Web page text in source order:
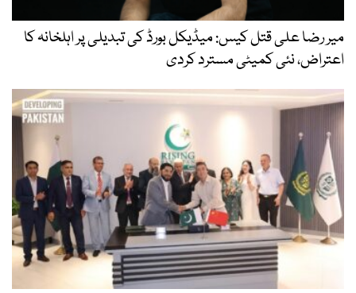
میر رضا علی قتل کیس: میڈیکل بورڈ کی تبدیلی پر اہلخانہ کا
اعتراض، نئی کمیٹی مسترد کردی